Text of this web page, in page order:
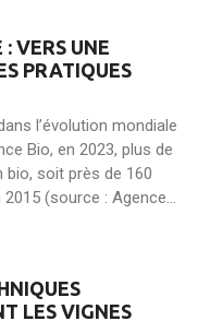
VERS UNE
PRATIQUES
l’évolution mondiale
Bio, en 2023, plus de
bio, soit près de 160
(source : Agence...
LES VIGNES